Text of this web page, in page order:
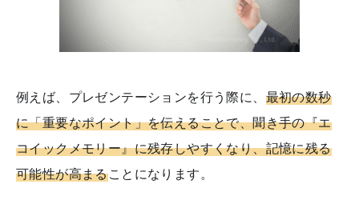
例えば、プレゼンテーションを行う際に、 最初の数秒
に「重要なポイント」を伝えることで、聞き手の『エ
コイックメモリー』に残存しやすくなり、記憶に残る
可能性が高まることになります。